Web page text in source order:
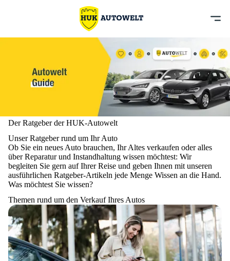
Der Ratgeber der HUK-Autowelt
Unser Ratgeber rund um Ihr Auto
Ob Sie ein neues Auto brauchen, Ihr Altes verkaufen oder alles
über Reparatur und Instandhaltung wissen möchtest: Wir
begleiten Sie gern auf Ihrer Reise und geben Ihnen mit unseren
ausführlichen Ratgeber-Artikeln jede Menge Wissen an die Hand.
Was möchtest Sie wissen?
Themen rund um den Verkauf Ihres Autos